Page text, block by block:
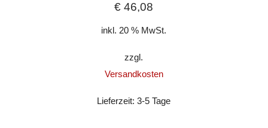
€ 46,08
inkl. 20 % MwSt.
zzgl.
Versandkosten
Lieferzeit:3-5 Tage